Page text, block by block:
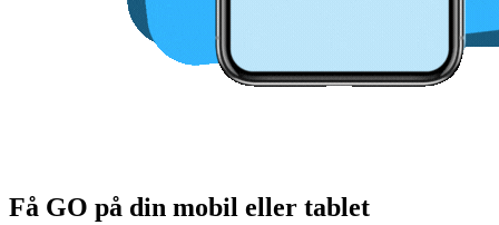
Få GO på din mobil eller tablet